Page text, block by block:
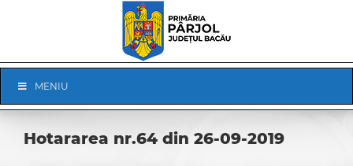
Navigation
MENIU
Hotararea nr.64 din 26-09-2019